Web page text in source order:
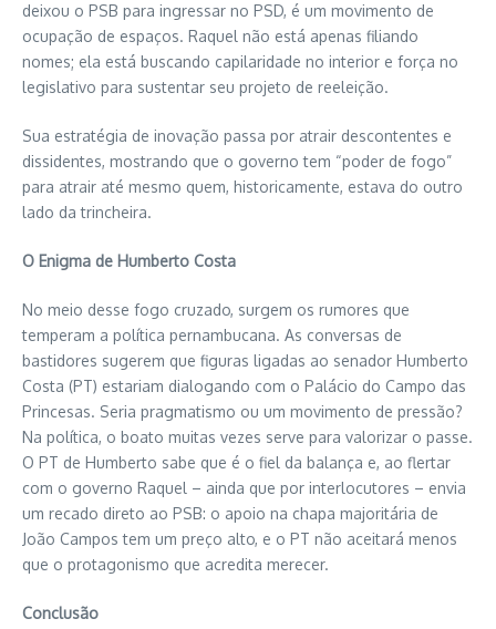
deixou o PSB para ingressar no PSD, é um movimento de
ocupação de espaços. Raquel não está apenas filiando
nomes; ela está buscando capilaridade no interior e força no
legislativo para sustentar seu projeto de reeleição.
Sua estratégia de inovação passa por atrair descontentes e
dissidentes, mostrando que o governo tem “poder de fogo”
para atrair até mesmo quem, historicamente, estava do outro
lado da trincheira.
O Enigma de Humberto Costa
No meio desse fogo cruzado, surgem os rumores que
temperam a política pernambucana. As conversas de
bastidores sugerem que figuras ligadas ao senador Humberto
Costa (PT) estariam dialogando com o Palácio do Campo das
Princesas. Seria pragmatismo ou um movimento de pressão?
Na política, o boato muitas vezes serve para valorizar o passe.
O PT de Humberto sabe que é o fiel da balança e, ao flertar
com o governo Raquel – ainda que por interlocutores – envia
um recado direto ao PSB: o apoio na chapa majoritária de
João Campos tem um preço alto, e o PT não aceitará menos
que o protagonismo que acredita merecer.
Conclusão